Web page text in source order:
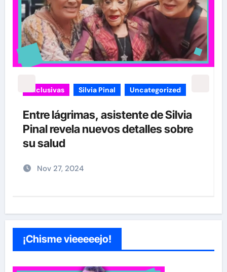
Exclusivas Silvia Pinal Uncategorized
Entre lágrimas, asistente de Silvia
Pinal revela nuevos detalles sobre
su salud
Nov 27, 2024
¡Chisme vieeeeejo!